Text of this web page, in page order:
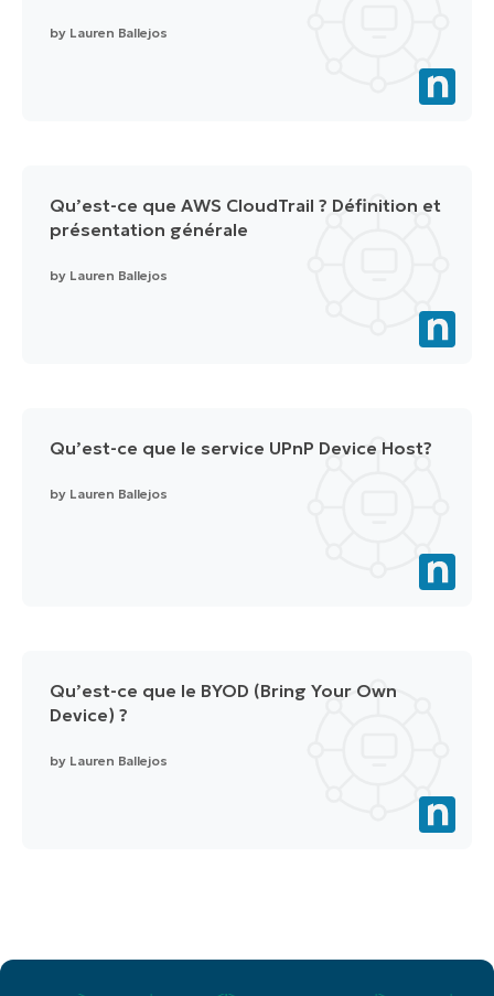
by Lauren Ballejos
Qu’est-ce que AWS CloudTrail ? Définition et
présentation générale
by Lauren Ballejos
Qu’est-ce que le service UPnP Device Host?
by Lauren Ballejos
Qu’est-ce que le BYOD (Bring Your Own
Device) ?
by Lauren Ballejos